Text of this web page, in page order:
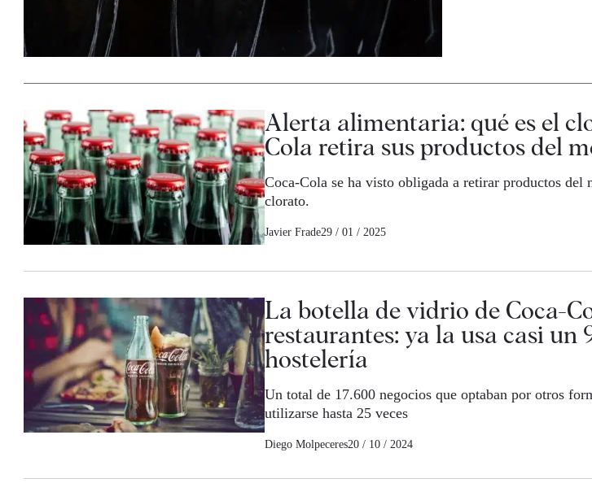
Alerta alimentaria: qué es el
Cola retira sus productos del
Coca-Cola se ha visto obligada a retirar productos del
clorato.
Javier Frade29 / 01 / 2025
La botella de vidrio de Coca-
restaurantes: ya la usa casi un
hostelería
Un total de 17.600 negocios que optaban por otros
utilizarse hasta 25 veces
Diego Molpeceres20 / 10 / 2024